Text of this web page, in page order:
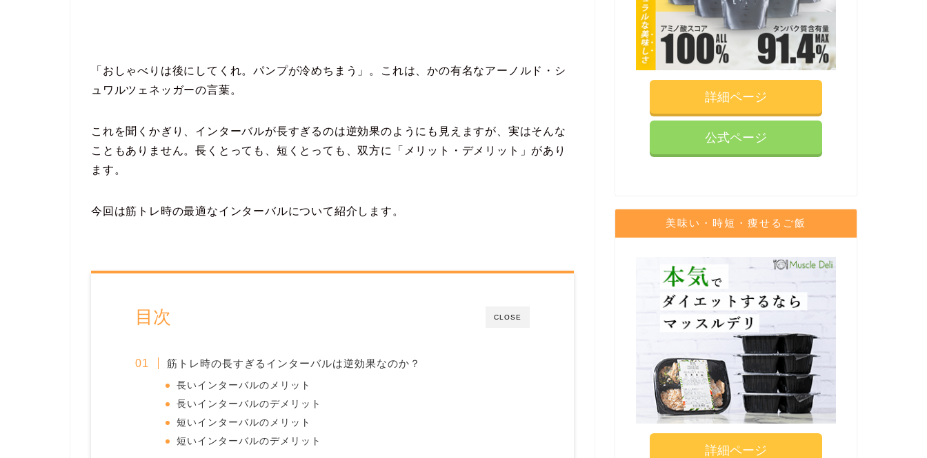
「おしゃべりは後にしてくれ。パンプが冷めちまう」。これは、かの有名なアーノルド・シ
ュワルツェネッガーの言葉。
これを聞くかぎり、インターバルが長すぎるのは逆効果のようにも見えますが、実はそんな
こともありません。長くとっても、短くとっても、双方に「メリット・デメリット」があり
ます。
今回は筋トレ時の最適なインターバルについて紹介します。
CLOSE
目次
筋トレ時の長すぎるインターバルは逆効果なのか？
長いインターバルのメリット
長いインターバルのデメリット
短いインターバルのメリット
短いインターバルのデメリット
詳細ページ
公式ページ
美味い・時短・痩せるご飯
詳細ページ